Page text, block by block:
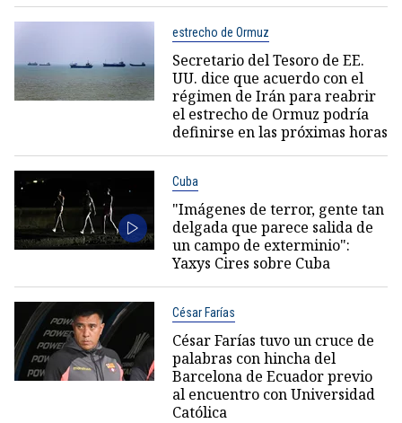
estrecho de Ormuz
Secretario del Tesoro de EE.
UU. dice que acuerdo con el
régimen de Irán para reabrir
el estrecho de Ormuz podría
definirse en las próximas horas
Cuba
"Imágenes de terror, gente tan
delgada que parece salida de
un campo de exterminio":
Yaxys Cires sobre Cuba
César Farías
César Farías tuvo un cruce de
palabras con hincha del
Barcelona de Ecuador previo
al encuentro con Universidad
Católica